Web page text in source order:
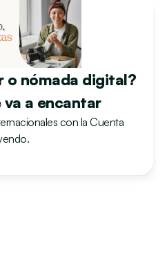
o nómada digital?
a encantar
con la Cuenta